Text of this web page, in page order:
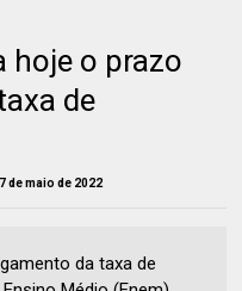
hoje o prazo
de
de maio de 2022
da taxa de